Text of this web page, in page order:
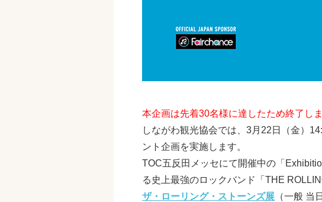
本企画は先着30名様に達したため終了しま
しながわ観光協会では、3月22日（金）
ント企画を実施します。
TOC五反田メッセにて開催中の「
る史上最強のロックバンド「THE
ザ・ローリング・ストーンズ展 （一般 当